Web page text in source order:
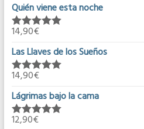
Quién viene esta noche
Valorado en
14,90€
Las Llaves de los Sueños
Valorado en
14,90€
Lágrimas bajo la cama
Valorado en
12,90€